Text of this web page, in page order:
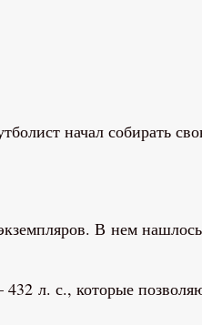
начал собирать
В нем
л. с., которые